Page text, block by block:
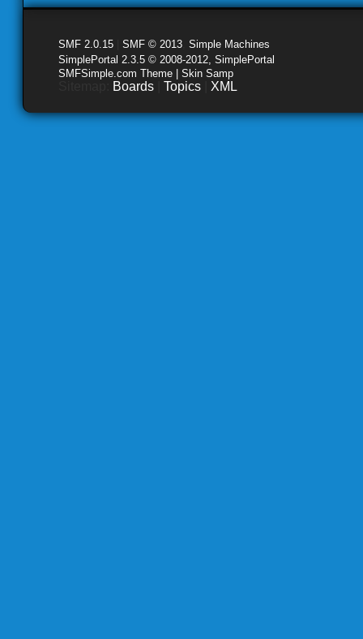
SMF 2.0.15 SMF © 2013 Simple Machines
SimplePortal 2.3.5 © 2008-2012, SimplePortal
SMFSimple.com Theme | Skin Samp
Boards Topics XML